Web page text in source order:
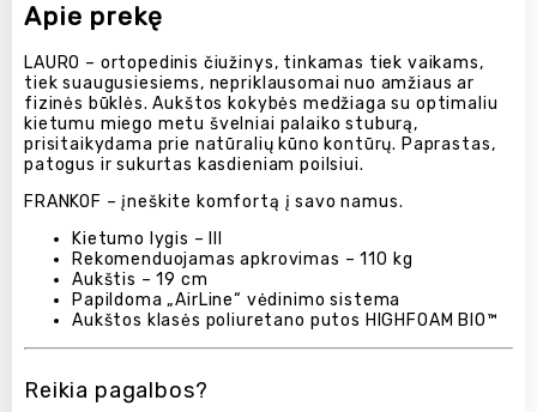
Apie prekę
LAURO – ortopedinis čiužinys, tinkamas tiek vaikams,
tiek suaugusiesiems, nepriklausomai nuo amžiaus ar
fizinės būklės. Aukštos kokybės medžiaga su optimaliu
kietumu miego metu švelniai palaiko stuburą,
prisitaikydama prie natūralių kūno kontūrų. Paprastas,
patogus ir sukurtas kasdieniam poilsiui.
FRANKOF – įneškite komfortą į savo namus.
Kietumo lygis – III
Rekomenduojamas apkrovimas – 110 kg
Aukštis – 19 cm
Papildoma „AirLine“ vėdinimo sistema
Aukštos klasės poliuretano putos HIGHFOAM BIO™
Reikia pagalbos?